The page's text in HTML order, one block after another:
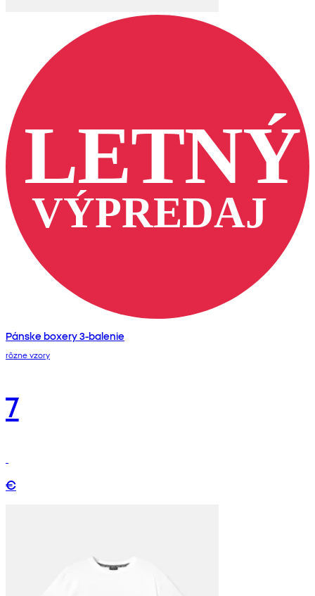
Pánske boxery 3-balenie
rôzne vzory
7
€